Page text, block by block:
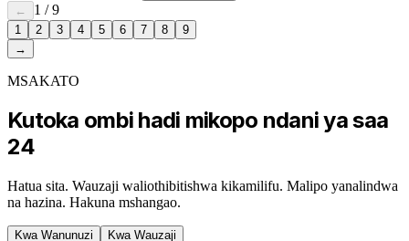
←
1 /9
1 2 3 4 5 6 7 8
9
→
MSAKATO
Kutoka ombi hadi mikopo ndani ya saa
24
Hatua sita. Wauzaji waliothibitishwa kikamilifu. Malipo yanalindwa
na hazina. Hakuna mshangao.
Kwa Wanunuzi Kwa Wauzaji